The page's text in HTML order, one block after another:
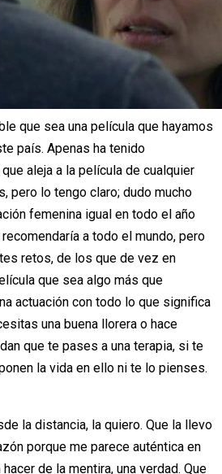
que sea una película que hayamos
país. Apenas ha tenido
aleja a la película de cualquier
pero lo tengo claro; dudo mucho
femenina igual en todo el año
a todo el mundo, pero
retos, de los que de vez en
que sea algo más que
actuación con todo lo que significa
una buena llorera o hace
que te pases a una terapia, si te
la vida en ello ni te lo pienses.
la distancia, la quiero. Que la llevo
porque me parece auténtica en
de la mentira, una verdad. Que